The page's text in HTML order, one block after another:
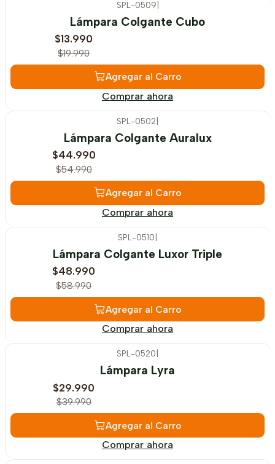
SPL-0509
Lámpara Colgante Cubo
$13.990
$19.990
Agregar al Carro
Comprar ahora
SPL-0502
Lámpara Colgante Auralux
$44.990
$54.990
Agregar al Carro
Comprar ahora
OFF
SPL-0510
Lámpara Colgante Luxor Triple
$48.990
$58.990
Agregar al Carro
Comprar ahora
SPL-0520
Lámpara Lyra
$29.990
$39.990
Agregar al Carro
Comprar ahora